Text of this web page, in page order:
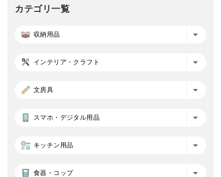
カテゴリ一覧
収納用品
インテリア・クラフト
文房具
スマホ・デジタル用品
キッチン用品
食器・コップ